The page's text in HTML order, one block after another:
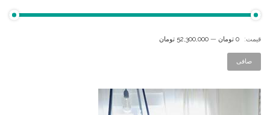
صافی
قيمت: 0 تومان — 52,300,000 تومان